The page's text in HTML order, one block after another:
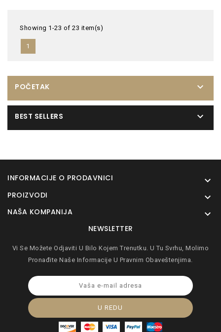
Showing 1-23 of 23 item(s)
1
POČETAK 
BEST SELLERS 
INFORMACIJE O PRODAVNICI 
PROIZVODI 
NAŠA KOMPANIJA 
NEWSLETTER
Vi Se Možete Odjaviti U Bilo Kojem Trenutku. U Tu Svrhu, Molimo
Pronađite Naše Informacije U Pravnim Obaveštenjima.